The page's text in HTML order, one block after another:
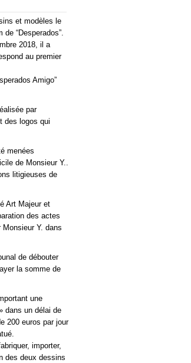
et modèles le
“Desperados”.
2018, il a
au premier
Amigo”
par
des logos qui
menées
de Monsieur Y..
litigieuses de
Art Majeur et
des actes
Monsieur Y. dans
de débouter
la somme de
une
dans un délai de
200 euros par jour
importer,
des deux dessins